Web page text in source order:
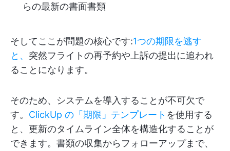
らの最新の書面書類
そしてここが問題の核心です:1つの期限を逃す
と、 突然フライトの再予約や上訴の提出に追われ
ることになります。
そのため、システムを導入することが不可欠で
す。 ClickUp の「期限」テンプレート を使用する
と、更新のタイムライン全体を構造化することが
できます。書類の収集からフォローアップまで、